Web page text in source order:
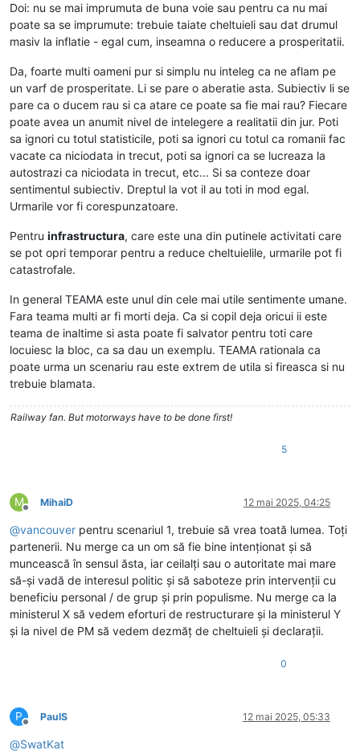
Doi: nu se mai imprumuta de buna voie sau pentru ca nu mai
poate sa se imprumute: trebuie taiate cheltuieli sau dat drumul
masiv la inflatie - egal cum, inseamna o reducere a prosperitatii.
Da, foarte multi oameni pur si simplu nu inteleg ca ne aflam pe
un varf de prosperitate. Li se pare o aberatie asta. Subiectiv li se
pare ca o ducem rau si ca atare ce poate sa fie mai rau? Fiecare
poate avea un anumit nivel de intelegere a realitatii din jur. Poti
sa ignori cu totul statisticile, poti sa ignori cu totul ca romanii fac
vacate ca niciodata in trecut, poti sa ignori ca se lucreaza la
autostrazi ca niciodata in trecut, etc... Si sa conteze doar
sentimentul subiectiv. Dreptul la vot il au toti in mod egal.
Urmarile vor fi corespunzatoare.
Pentru infrastructura, care este una din putinele activitati care
se pot opri temporar pentru a reduce cheltuielile, urmarile pot fi
catastrofale.
In general TEAMA este unul din cele mai utile sentimente umane.
Fara teama multi ar fi morti deja. Ca si copil deja oricui ii este
teama de inaltime si asta poate fi salvator pentru toti care
locuiesc la bloc, ca sa dau un exemplu. TEAMA rationala ca
poate urma un scenariu rau este extrem de utila si fireasca si nu
trebuie blamata.
Railway fan. But motorways have to be done first!
5
M
Deconectat
MihaiD 12 mai 2025, 04:25
@vancouver pentru scenariul 1, trebuie să vrea toată lumea. Toți
partenerii. Nu merge ca un om să fie bine intenționat și să
muncească în sensul ăsta, iar ceilalți sau o autoritate mai mare
să-și vadă de interesul politic și să saboteze prin intervenții cu
beneficiu personal / de grup și prin populisme. Nu merge ca la
ministerul X să vedem eforturi de restructurare și la ministerul Y
și la nivel de PM să vedem dezmăț de cheltuieli și declarații.
0
P
Deconectat
PaulS 12 mai 2025, 05:33
@SwatKat